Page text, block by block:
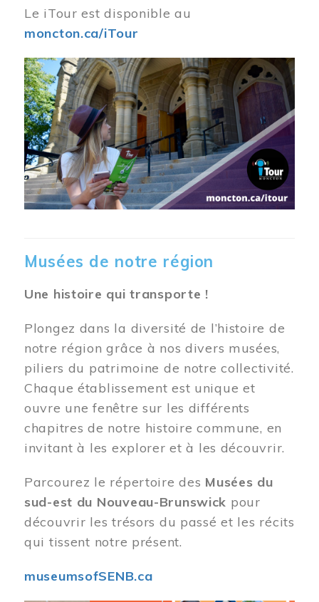
Le iTour est disponible au
moncton.ca/iTour
Musées de notre région
Une histoire qui transporte !
Plongez dans la diversité de l’histoire de
notre région grâce à nos divers musées,
piliers du patrimoine de notre collectivité.
Chaque établissement est unique et
ouvre une fenêtre sur les différents
chapitres de notre histoire commune, en
invitant à les explorer et à les découvrir.
Parcourez le répertoire des Musées du
sud-est du Nouveau-Brunswick pour
découvrir les trésors du passé et les récits
qui tissent notre présent.
museumsofSENB.ca